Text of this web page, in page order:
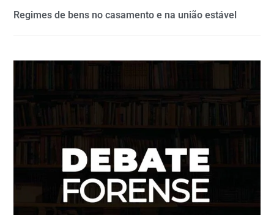
Regimes de bens no casamento e na união estável